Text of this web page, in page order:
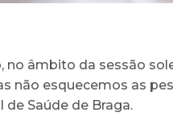
no âmbito da sessão
não esquecemos as
Saúde de Braga.